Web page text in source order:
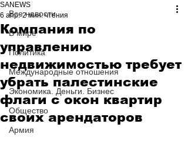
Все новости
В мире
Политика
Международные отношения
Экономика. Деньги. Бизнес
Общество
Армия
Компания по
управлению
недвижимостью требует
убрать палестинские
флаги с окон квартир
своих арендаторов
SANEWS
6 апр. 2 мин. чтения